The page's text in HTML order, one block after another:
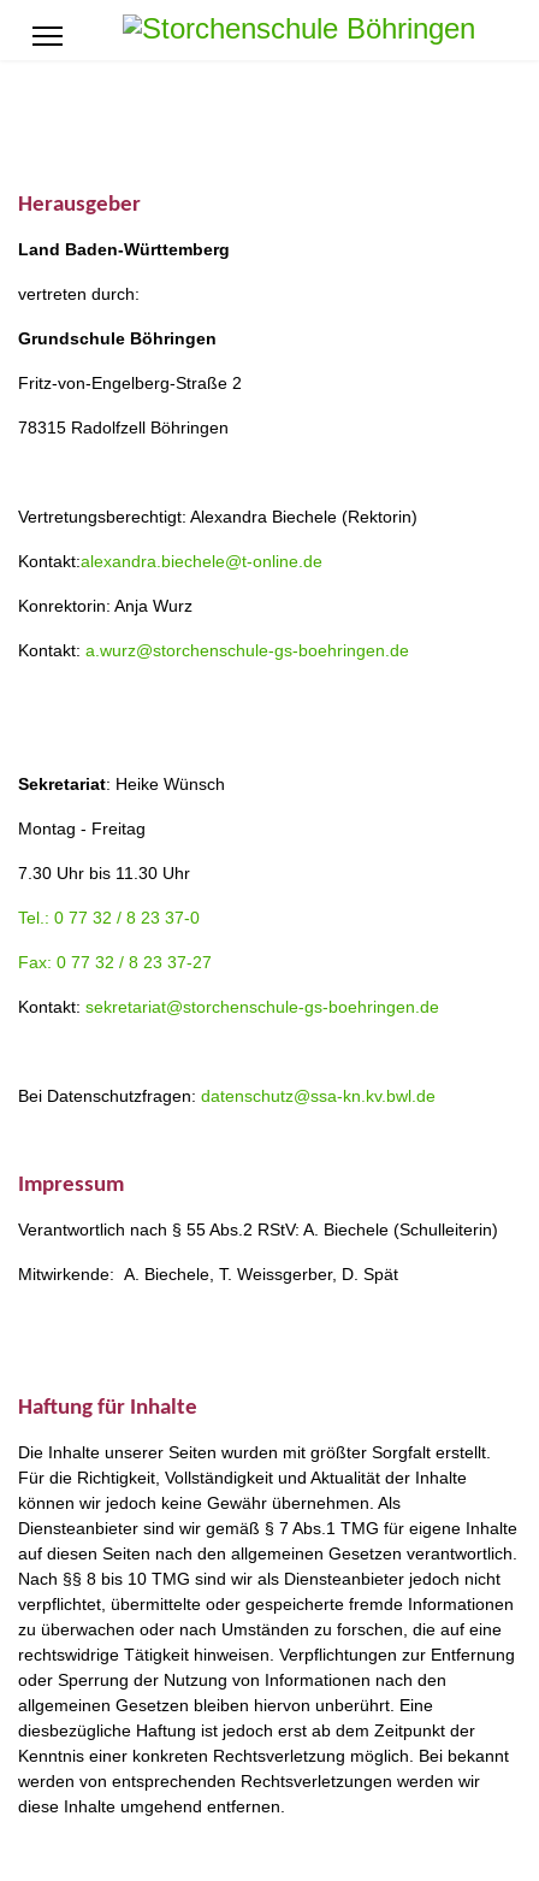
Herausgeber
Land Baden-Württemberg
vertreten durch:
Grundschule Böhringen
Fritz-von-Engelberg-Straße 2
78315 Radolfzell Böhringen
Vertretungsberechtigt: Alexandra Biechele (Rektorin)
Kontakt:alexandra.biechele@t-online.de
Konrektorin: Anja Wurz
Kontakt: a.wurz@storchenschule-gs-boehringen.de
Sekretariat: Heike Wünsch
Montag - Freitag
7.30 Uhr bis 11.30 Uhr
Tel.: 0 77 32 / 8 23 37-0
Fax: 0 77 32 / 8 23 37-27
Kontakt: sekretariat@storchenschule-gs-boehringen.de
Bei Datenschutzfragen: datenschutz@ssa-kn.kv.bwl.de
Impressum
Verantwortlich nach § 55 Abs.2 RStV: A. Biechele (Schulleiterin)
Mitwirkende: A. Biechele, T. Weissgerber, D. Spät
Haftung für Inhalte
Die Inhalte unserer Seiten wurden mit größter Sorgfalt erstellt.
Für die Richtigkeit, Vollständigkeit und Aktualität der Inhalte
können wir jedoch keine Gewähr übernehmen. Als
Diensteanbieter sind wir gemäß § 7 Abs.1 TMG für eigene Inhalte
auf diesen Seiten nach den allgemeinen Gesetzen verantwortlich.
Nach §§ 8 bis 10 TMG sind wir als Diensteanbieter jedoch nicht
verpflichtet, übermittelte oder gespeicherte fremde Informationen
zu überwachen oder nach Umständen zu forschen, die auf eine
rechtswidrige Tätigkeit hinweisen. Verpflichtungen zur Entfernung
oder Sperrung der Nutzung von Informationen nach den
allgemeinen Gesetzen bleiben hiervon unberührt. Eine
diesbezügliche Haftung ist jedoch erst ab dem Zeitpunkt der
Kenntnis einer konkreten Rechtsverletzung möglich. Bei bekannt
werden von entsprechenden Rechtsverletzungen werden wir
diese Inhalte umgehend entfernen.